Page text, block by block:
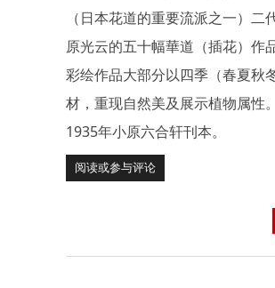
（日本花道的重要流派之一）二
原光云的五十幅華道（插花）作
彩绘作品大部分以四季（春夏秋
材，重现自然美及展示植物属性
1935年小原六合轩刊本。
阅读或参与评论